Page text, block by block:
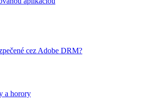
cez Adobe DRM?
a horory